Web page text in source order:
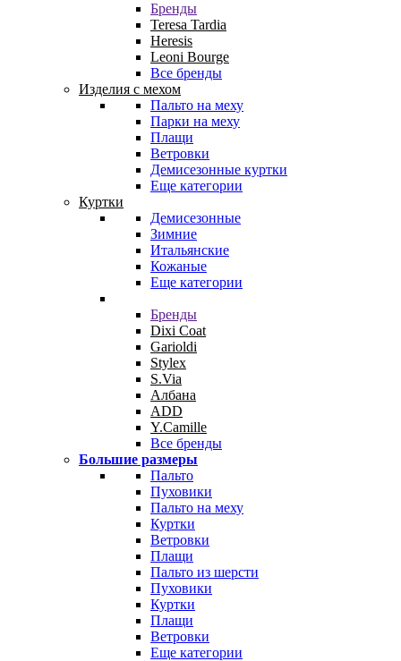
Бренды
Teresa Tardia
Heresis
Leoni Bourge
Все бренды
Изделия с мехом
Пальто на меху
Парки на меху
Плащи
Ветровки
Демисезонные куртки
Еще категории
Куртки
Демисезонные
Зимние
Итальянские
Кожаные
Еще категории
Бренды
Dixi Coat
Garioldi
Stylex
S.Via
Албана
ADD
Y.Camille
Все бренды
Большие размеры
Пальто
Пуховики
Пальто на меху
Куртки
Ветровки
Плащи
Пальто из шерсти
Пуховики
Куртки
Плащи
Ветровки
Еще категории